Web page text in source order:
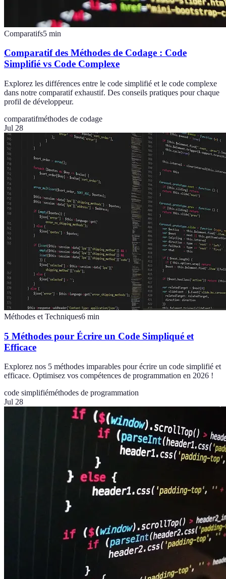
Comparatifs5 min
Comparatif des Méthodes de Codage : Code
Simplifié vs Code Complexe
Explorez les différences entre le code simplifié et le code complexe
dans notre comparatif exhaustif. Des conseils pratiques pour chaque
profil de développeur.
comparatifméthodes de codage
Jul 28
Méthodes et Techniques6 min
5 Méthodes pour Écrire un Code Simpliqué et
Efficace
Explorez nos 5 méthodes imparables pour écrire un code simplifié et
efficace. Optimisez vos compétences de programmation en 2026 !
code simplifiéméthodes de programmation
Jul 28